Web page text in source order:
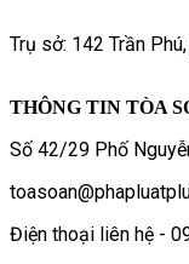
Trụ sở: 142 Trần
THÔNG TIN TÒA
Số 42/29 Phố
Điện thoại liên hệ -